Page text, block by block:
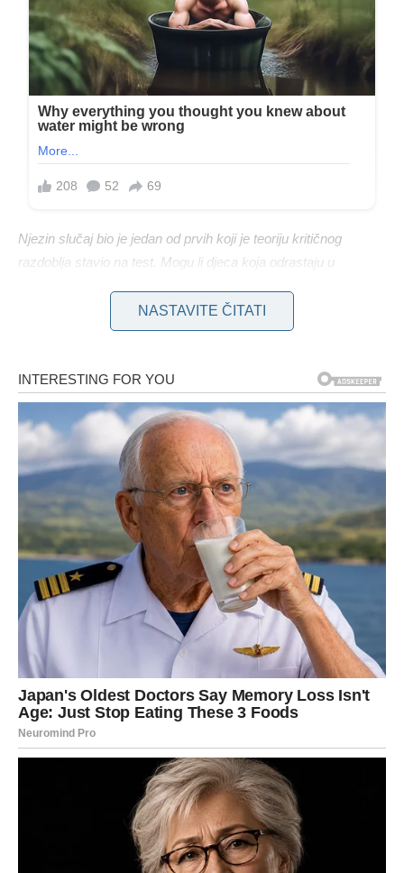
Njezin slučaj bio je jedan od prvih koji je teoriju kritičnog
razdoblja stavio na test. Mogu li djeca koja odrastaju u
se prijateljsko okruženje iskupiti za užasnu prošlost? Jennyn
život prije nego što je otkrivena bio je život krajnje neimaštine.
pokrećući samo ruke i noge. Otac bi je tukao kad bi stvarala
buku.
U rijetkim prilikama njezin otac komunicira s njom, on
jednostavno laje ili reži. Jennina priča izašla je u javnost 4.
studenog 1970. u Los Angelesu, Kalifornija. Socijalna radnica
otkrila je 13-godišnju djevojčicu nakon što je njezina majka
zatražila liječničku pomoć. Socijalni radnici ubrzo su otkrili da
je djevojčica bila zaključana u maloj sobi, a istraga koju su
provele vlasti ubrzo je otkrila da je dijete veći dio života provelo
u sobi, često vezano za kahlicu.
Kada je ova djevojčica u listopadu 1970. ušla u Centar za
malog zeca. Položaj njezinih ruku bio je neprirodan, poput
zeca koji se sprema skočiti. Nije rekla ništa, nije razumjela što
se govori i izgledala je uplašeno. Svaki put kad postane
glasnija, uznemiri se. Evo njezine reakcije na srijedu. Prvo su
svi mislili da je dijete autistično i da je još mala.
No, kada su otkrili da ima 13 godina i da je težak samo 26 kg,
NASTAVITE ČITATI